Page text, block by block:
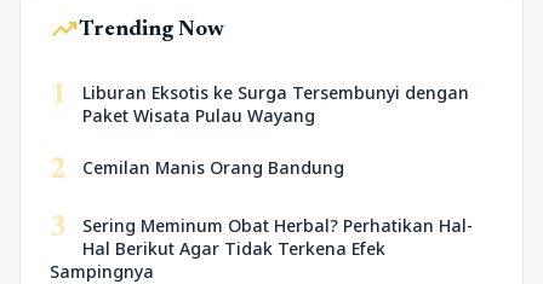
trending_upTrending Now
1
Liburan Eksotis ke Surga Tersembunyi dengan
Paket Wisata Pulau Wayang
2 Cemilan Manis Orang Bandung
3
Sering Meminum Obat Herbal? Perhatikan Hal-
Hal Berikut Agar Tidak Terkena Efek
Sampingnya